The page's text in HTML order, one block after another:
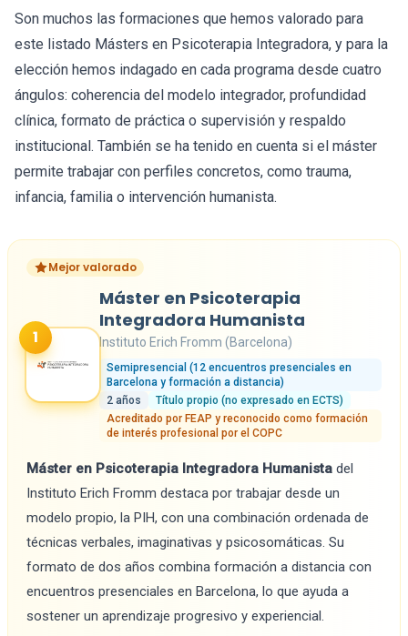
Son muchos las formaciones que hemos valorado para
este listado Másters en Psicoterapia Integradora, y para la
elección hemos indagado en cada programa desde cuatro
ángulos: coherencia del modelo integrador, profundidad
clínica, formato de práctica o supervisión y respaldo
institucional. También se ha tenido en cuenta si el máster
permite trabajar con perfiles concretos, como trauma,
infancia, familia o intervención humanista.
Mejor valorado
1
Máster en Psicoterapia
Integradora Humanista
Instituto Erich Fromm (Barcelona)
Semipresencial (12 encuentros presenciales en
Barcelona y formación a distancia)
2 años
Título propio (no expresado en ECTS)
Acreditado por FEAP y reconocido como formación
de interés profesional por el COPC
Máster en Psicoterapia Integradora Humanista del
Instituto Erich Fromm destaca por trabajar desde un
modelo propio, la PIH, con una combinación ordenada de
técnicas verbales, imaginativas y psicosomáticas. Su
formato de dos años combina formación a distancia con
encuentros presenciales en Barcelona, lo que ayuda a
sostener un aprendizaje progresivo y experiencial.